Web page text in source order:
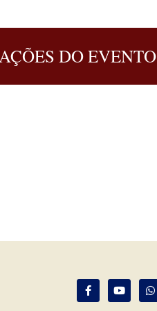
DO EVENTO